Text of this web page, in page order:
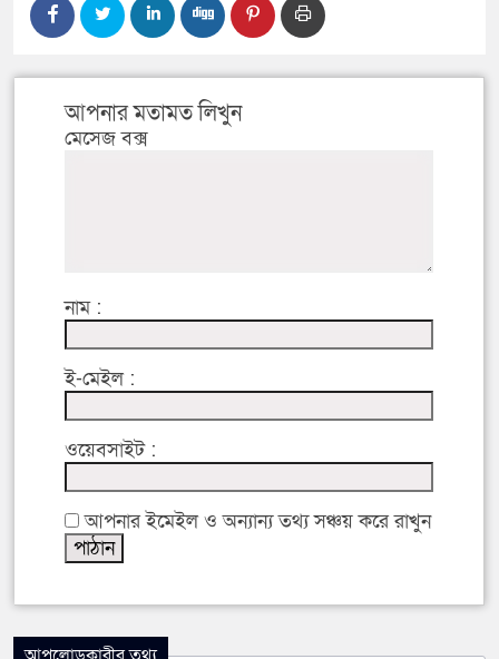
আপনার মতামত লিখুন
মেসেজ বক্স
নাম :
ই-মেইল :
ওয়েবসাইট :
আপনার ইমেইল ও অন্যান্য তথ্য সঞ্চয় করে রাখুন